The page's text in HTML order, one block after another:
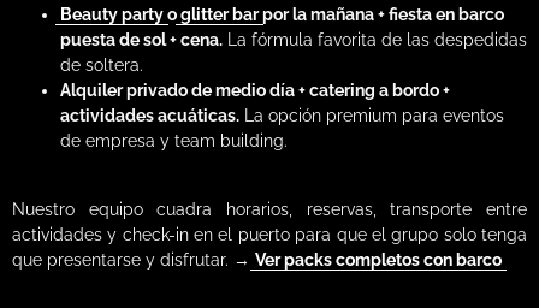
Beauty partyoglitter barpor la mañana + fiesta en barco
puesta de sol + cena. La fórmula favorita de las despedidas
de soltera.
Alquiler privado de medio día + catering a bordo +
actividades acuáticas. La opción premium para eventos
de empresa y team building.
Nuestro equipo cuadra horarios, reservas, transporte entre
actividades y check-in en el puerto para que el grupo solo tenga
que presentarse y disfrutar. → Ver packs completos con barco